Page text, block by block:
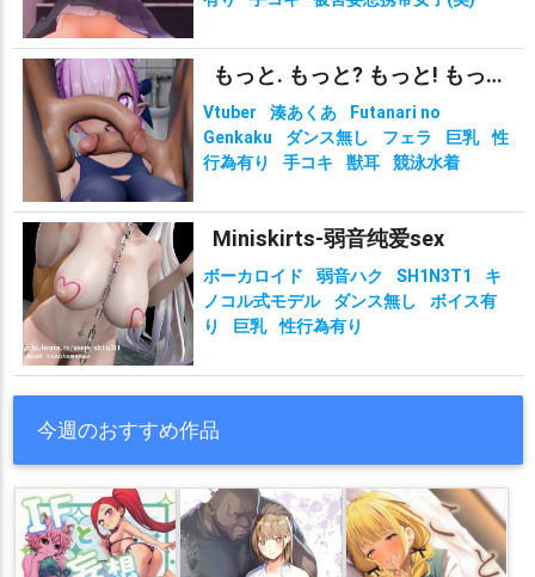
もっと. もっと? もっと! もっと!?!?
Vtuber 湊あくあ
Futanari no
Genkaku
ダンス無し フェラ 巨乳
性
行為有り
手コキ 獣耳 競泳水着
Miniskirts-弱音纯爱sex
ボーカロイド 弱音ハク SH1N3T1
キ
ノコル式モデル
ダンス無し
ボイス有
り
巨乳 性行為有り
今週のおすすめ作品